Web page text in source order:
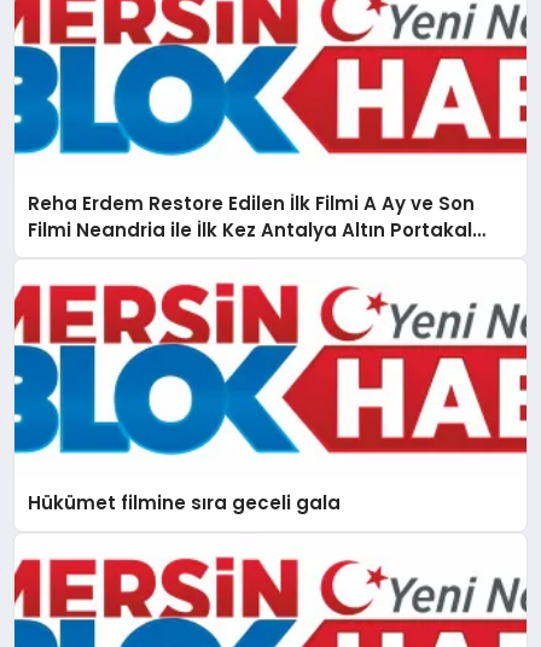
Reha Erdem Restore Edilen İlk Filmi A Ay ve Son
Filmi Neandria ile İlk Kez Antalya Altın Portakal
Film Festivali’nde
Hükümet filmine sıra geceli gala